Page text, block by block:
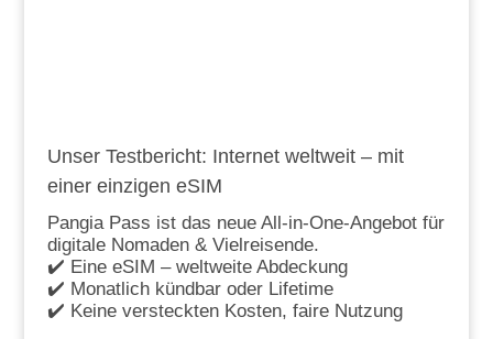
Unser Testbericht: Internet weltweit – mit
einer einzigen eSIM
Pangia Pass ist das neue All-in-One-Angebot für
digitale Nomaden & Vielreisende.
✔️ Eine eSIM – weltweite Abdeckung
✔️ Monatlich kündbar oder Lifetime
✔️ Keine versteckten Kosten, faire Nutzung